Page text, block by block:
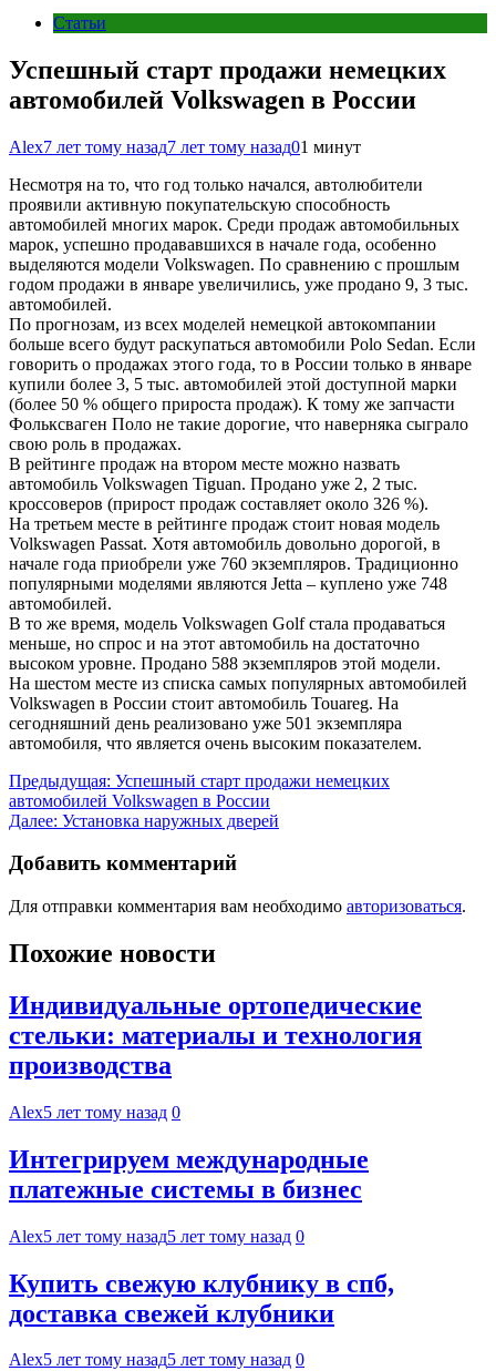
Статьи
Успешный старт продажи немецких
автомобилей Volkswagen в России
Alex7 лет тому назад7 лет тому назад01 минут
Несмотря на то, что год только начался, автолюбители
проявили активную покупательскую способность
автомобилей многих марок. Среди продаж автомобильных
марок, успешно продававшихся в начале года, особенно
выделяются модели Volkswagen. По сравнению с прошлым
годом продажи в январе увеличились, уже продано 9, 3 тыс.
автомобилей.
По прогнозам, из всех моделей немецкой автокомпании
больше всего будут раскупаться автомобили Polo Sedan. Если
говорить о продажах этого года, то в России только в январе
купили более 3, 5 тыс. автомобилей этой доступной марки
(более 50 % общего прироста продаж). К тому же запчасти
Фольксваген Поло не такие дорогие, что наверняка сыграло
свою роль в продажах.
В рейтинге продаж на втором месте можно назвать
автомобиль Volkswagen Tiguan. Продано уже 2, 2 тыс.
кроссоверов (прирост продаж составляет около 326 %).
На третьем месте в рейтинге продаж стоит новая модель
Volkswagen Passat. Хотя автомобиль довольно дорогой, в
начале года приобрели уже 760 экземпляров. Традиционно
популярными моделями являются Jetta – куплено уже 748
автомобилей.
В то же время, модель Volkswagen Golf стала продаваться
меньше, но спрос и на этот автомобиль на достаточно
высоком уровне. Продано 588 экземпляров этой модели.
На шестом месте из списка самых популярных автомобилей
Volkswagen в России стоит автомобиль Touareg. На
сегодняшний день реализовано уже 501 экземпляра
автомобиля, что является очень высоким показателем.
Навигация
по
Предыдущая: Успешный старт продажи немецких
автомобилей Volkswagen в России
Далее: Установка наружных дверей
Добавить комментарий
Для отправки комментария вам необходимо авторизоваться.
Похожие новости
Индивидуальные ортопедические
стельки: материалы и технология
производства
Alex5 лет тому назад 0
Интегрируем международные
платежные системы в бизнес
Alex5 лет тому назад5 лет тому назад 0
Купить свежую клубнику в спб,
доставка свежей клубники
Alex5 лет тому назад5 лет тому назад 0